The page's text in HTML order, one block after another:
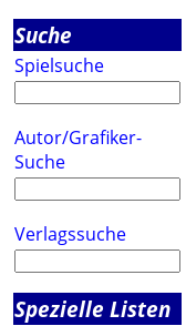
Suche
Spielsuche
Autor/Grafiker-
Suche
Verlagssuche
Spezielle Listen